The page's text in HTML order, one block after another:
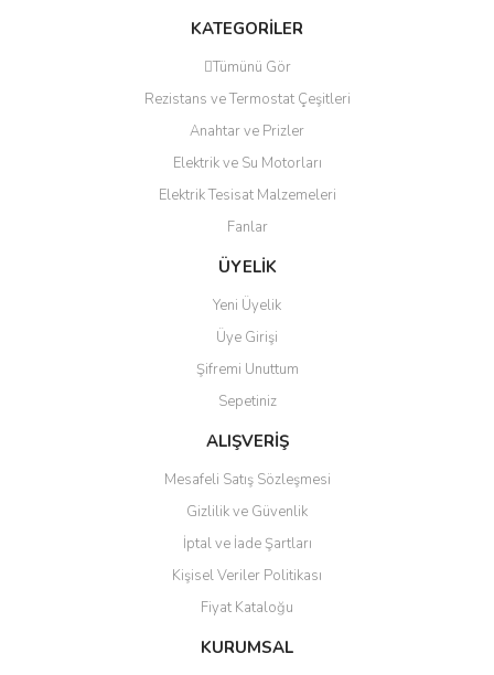
Bu ürüne ilk yorumu siz yapın!
Ürün resmi kalitesiz, bozuk veya görüntülenemiyor.
Ürün açıklamasında eksik bilgiler bulunuyor.
Ürün bilgilerinde hatalar bulunuyor.
Ürün fiyatı diğer sitelerden daha pahalı.
Bu ürüne benzer farklı alternatifler olmalı.
Gönder
KATEGORİLER
Tümünü Gör
Rezistans ve Termostat Çeşitleri
Anahtar ve Prizler
Elektrik ve Su Motorları
Elektrik Tesisat Malzemeleri
Fanlar
ÜYELİK
Yeni Üyelik
Üye Girişi
Şifremi Unuttum
Sepetiniz
ALIŞVERİŞ
Mesafeli Satış Sözleşmesi
Gizlilik ve Güvenlik
İptal ve İade Şartları
Kişisel Veriler Politikası
Fiyat Kataloğu
KURUMSAL